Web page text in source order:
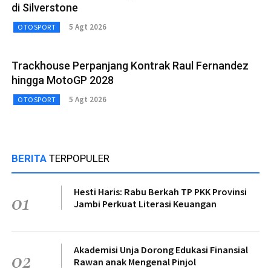
di Silverstone
OTOSPORT 5 Agt 2026
Trackhouse Perpanjang Kontrak Raul Fernandez
hingga MotoGP 2028
OTOSPORT 5 Agt 2026
BERITA TERPOPULER
01
Hesti Haris: Rabu Berkah TP PKK Provinsi
Jambi Perkuat Literasi Keuangan
02
Akademisi Unja Dorong Edukasi Finansial
Rawan anak Mengenal Pinjol